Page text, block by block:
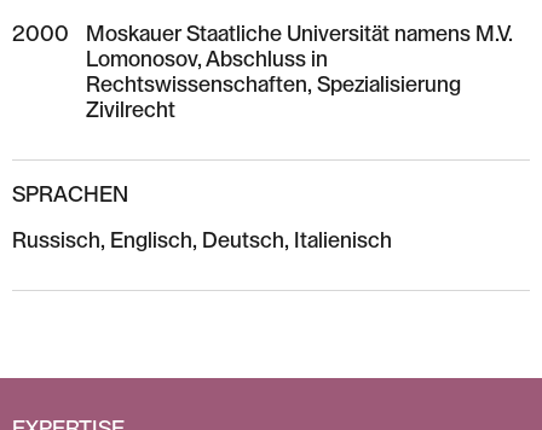
2000
Moskauer Staatliche Universität namens M.V.
Lomonosov, Abschluss in
Rechtswissenschaften, Spezialisierung
Zivilrecht
SPRACHEN
Russisch, Englisch, Deutsch, Italienisch